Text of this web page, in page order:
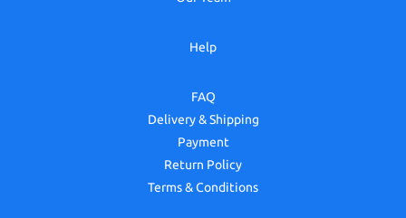
Help
FAQ
Delivery & Shipping
Payment
Return Policy
Terms & Conditions